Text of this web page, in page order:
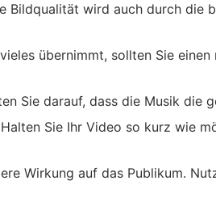
Bildqualität wird auch durch die
übernimmt, sollten Sie
Sie darauf, dass die Musik die
Sie Ihr Video so kurz wie
Wirkung auf das Publikum.